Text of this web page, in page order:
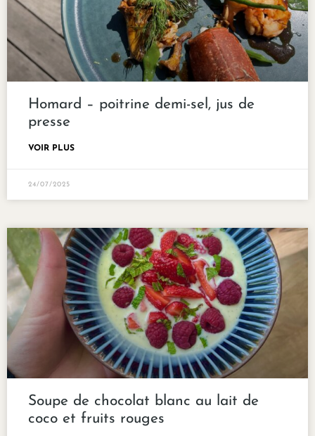
Homard – poitrine demi-sel, jus de
presse
VOIR PLUS
24/07/2025
Soupe de chocolat blanc au lait de
coco et fruits rouges